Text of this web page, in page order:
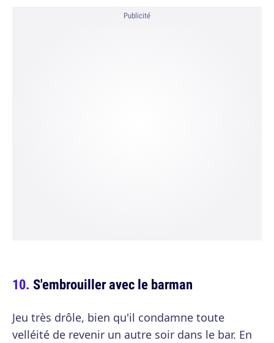
Publicité
S'embrouiller avec le barman
Jeu très drôle, bien qu'il condamne toute
velléité de revenir un autre soir dans le bar. En